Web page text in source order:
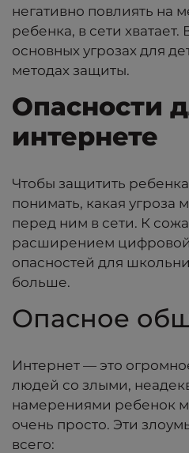
негативно повлиять на
ребенка, в сети хватает.
основных угрозах для
методах защиты.
Опасности
интернете
Чтобы защитить
понимать, какая угроза
перед ним в сети. К
расширением цифровой
опасностей для
больше.
Опасное
Интернет — это
людей со злыми,
намерениями ребенок
очень просто. Эти
всего: